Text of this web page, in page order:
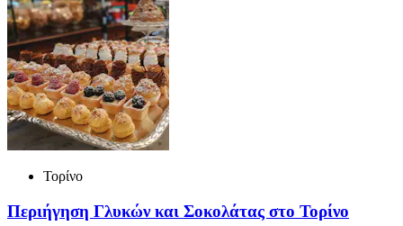
Τορίνο
Περιήγηση Γλυκών και Σοκολάτας στο Τορίνο